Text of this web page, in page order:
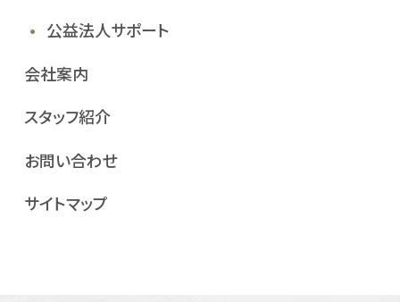
公益法人サポート
会社案内
スタッフ紹介
お問い合わせ
サイトマップ